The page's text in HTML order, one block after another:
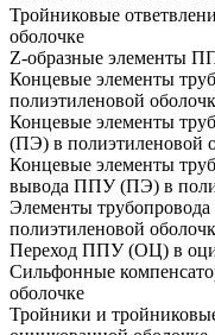
Тройниковые
оболочке
Z-образные элементы
Концевые элементы
полиэтиленовой
Концевые элементы
(ПЭ) в полиэтиленовой
Концевые элементы
вывода ППУ (ПЭ) в
Элементы
полиэтиленовой
Переход ППУ (ОЦ) в
Сильфонные
оболочке
Тройники и